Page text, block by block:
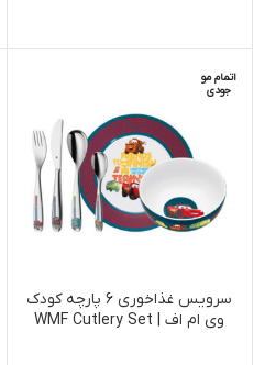
اتمام مو
جودی
سرویس غذاخوری 6 پارچه کودک
وی ام اف | WMF Cutlery Set